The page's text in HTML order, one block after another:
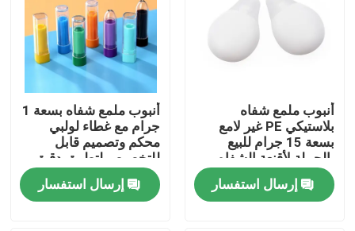
أنبوب ملمع شفاه
بلاستيكي PE غير لامع
بسعة 15 جرام للبيع
بالجملة لأقنعة الشفاه
وتعبئة مستحضرات
التجميلإرسال استفسار
أنبوب ملمع شفاه بسعة 1
جرام مع غطاء لولبي
محكم وتصميم قابل
للتخصيص لتطبيق دقيق
إرسال استفسار